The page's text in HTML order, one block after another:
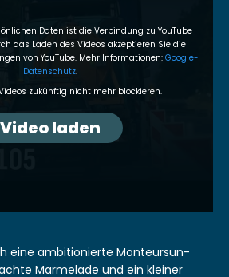
Dat­en ist die Verbindung zu YouTube
das Laden des Videos akzep­tieren Sie die
von YouTube. Mehr Infor­ma­tio­nen: Google-
Daten­schutz.
zukün­ftig nicht mehr block­ieren.
Video laden
eine ambi­tion­ierte Mon­teur­sun­
Marme­lade und ein klein­er